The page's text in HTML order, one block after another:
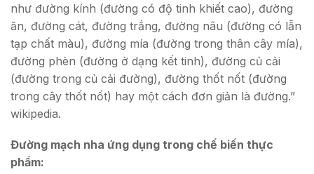
như đường kính (đường có độ tinh khiết cao), đường
ăn, đường cát, đường trắng, đường nâu (đường có lẫn
tạp chất màu), đường mía (đường trong thân cây mía),
đường phèn (đường ở dạng kết tinh), đường củ cải
(đường trong củ cải đường), đường thốt nốt (đường
trong cây thốt nốt) hay một cách đơn giản là đường.”
wikipedia.
Đường mạch nha ứng dụng trong chế biến thực
phẩm: